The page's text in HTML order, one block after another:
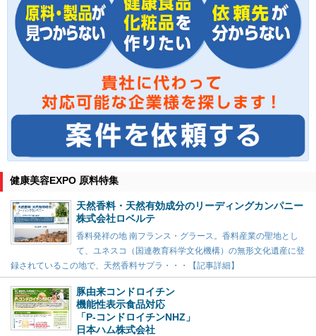
健康美容EXPO 原料特集
天然香料・天然有効成分のリーディングカンパニー
株式会社ロベルテ
香料発祥の地 南フランス・グラース。香料産業の聖地とし
て、ユネスコ（国連教育科学文化機構）の無形文化遺産に登
録されているこの地で、天然香料サプラ・・・【記事詳細】
豚由来コンドロイチン
機能性表示食品対応
「P-コンドロイチンNHZ」
日本ハム株式会社